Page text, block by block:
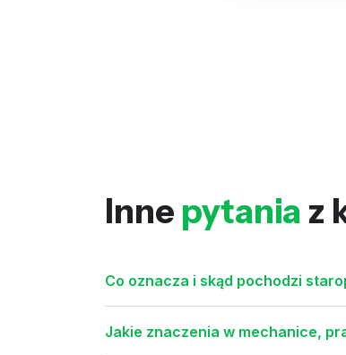
Inne pytania z
Co oznacza i skąd pochodzi
Jakie znaczenia w mechanice,